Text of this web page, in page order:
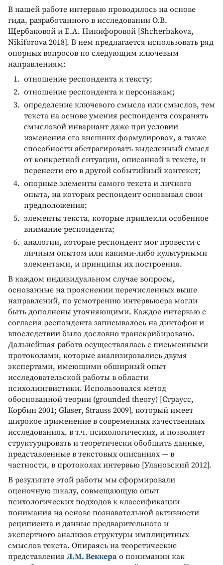
В нашей работе интервью проводилось на основе
гида, разработанного в исследовании О.В.
Щербаковой и Е.А. Никифоровой [Shcherbakova,
Nikiforova 2018]. В нем предлагается использовать ряд
опорных вопросов по следующим ключевым
направлениям:
отношение респондента к тексту;
отношение респондента к персонажам;
определение ключевого смысла или смыслов, тем
текста на основе умения респондента сохранять
смысловой инвариант даже при условии
изменения его внешних формулировок, а также
способности абстрагировать выделенный смысл
от конкретной ситуации, описанной в тексте, и
перенести его в другой событийный контекст;
опорные элементы самого текста и личного
опыта, на которых респондент основывал свои
предположения;
элементы текста, которые привлекли особенное
внимание респондента;
аналогии, которые респондент мог провести с
личным опытом или какими-либо культурными
элементами, и принципы их построения.
В каждом индивидуальном случае вопросы,
основанные на прояснении перечисленных выше
направлений, по усмотрению интервьюера могли
быть дополнены уточняющими. Каждое интервью с
согласия респондента записывалось на диктофон и
впоследствии было дословно транскрибировано.
Дальнейшая работа осуществлялась с письменными
протоколами, которые анализировались двумя
экспертами, имеющими обширный опыт
исследовательской работы в области
психолингвистики. Использовался метод
обоснованной теории (grounded theory) [Страусс,
Корбин 2001; Glaser, Strauss 2009], который имеет
широкое применение в современных качественных
исследованиях, в т.ч. психологических, и позволяет
структурировать и теоретически обобщить данные,
представленные в текстовых описаниях — в
частности, в протоколах интервью [Улановский 2012].
В результате этой работы мы сформировали
оценочную шкалу, совмещающую опыт
психологических подходов к классификации
понимания на основе познавательной активности
реципиента и данные предварительного и
экспертного анализов структуры имплицитных
смыслов текста. Опираясь на теоретические
представления Л.М. Веккера о понимании как